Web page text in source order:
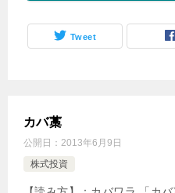
Tweet
カバ藁
公開日： 2013年6月9日
株式投資